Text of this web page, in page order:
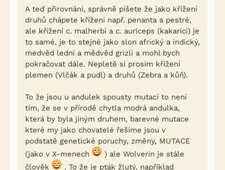
A teď přirovnání, správně píšete že jako křížení
druhů chápete křížení např. penanta a pestré,
ale křížení c. malherbi a c. auriceps (kakarici) je
to samé, je to stejné jako slon africký a indický,
medvěd lední a mědvěd grizli a mohl bych
pokračovat dále. Nepletě si prosím křížení
plemen (Vlčák a pudl) a druhů (Zebra a kůň).
To že jsou u andulek spousty mutací to není
tím, že se v přírodě chytla modrá andulka,
která by byla jiným druhem, barevné mutace
které my jako chovatelé řešíme jsou v
podstatě genetické poruchy, změny, MUTACE
(jako v X-menech
) ale Wolverin je stále
člověk
. To že je pták žlutý, například